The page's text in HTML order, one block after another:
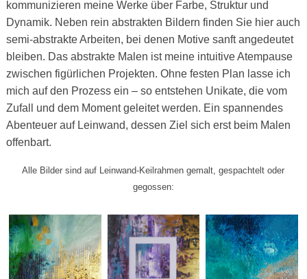
kommunizieren meine Werke über Farbe, Struktur und
Dynamik. Neben rein abstrakten Bildern finden Sie hier auch
semi-abstrakte Arbeiten, bei denen Motive sanft angedeutet
bleiben. Das abstrakte Malen ist meine intuitive Atempause
zwischen figürlichen Projekten. Ohne festen Plan lasse ich
mich auf den Prozess ein – so entstehen Unikate, die vom
Zufall und dem Moment geleitet werden. Ein spannendes
Abenteuer auf Leinwand, dessen Ziel sich erst beim Malen
offenbart.
Alle Bilder sind auf Leinwand-Keilrahmen gemalt, gespachtelt oder
gegossen: